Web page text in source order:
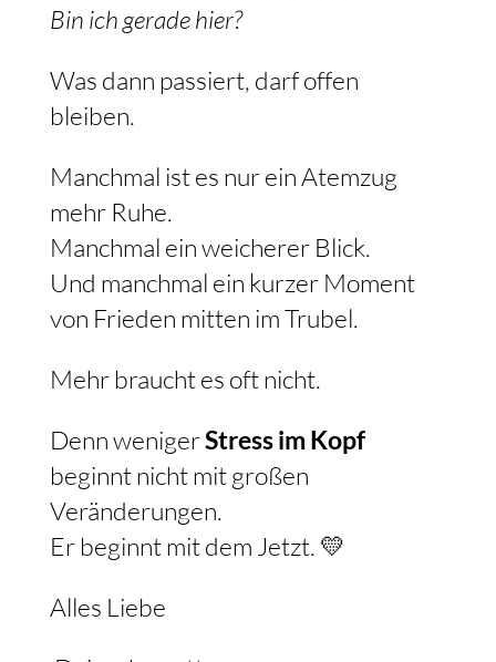
Bin ich gerade hier?
Was dann passiert, darf offen
bleiben.
Manchmal ist es nur ein Atemzug
mehr Ruhe.
Manchmal ein weicherer Blick.
Und manchmal ein kurzer Moment
von Frieden mitten im Trubel.
Mehr braucht es oft nicht.
Denn wenigerStress im Kopf
beginnt nicht mit großen
Veränderungen.
Er beginnt mit dem Jetzt. 💛
Alles Liebe